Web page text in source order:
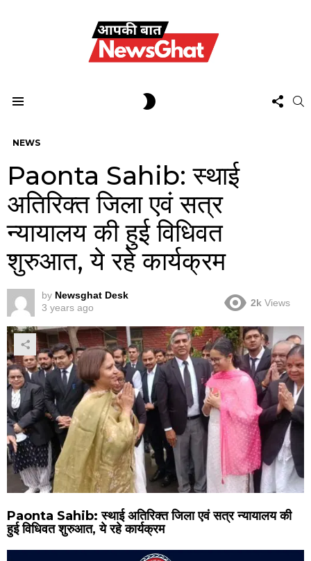
US
NEWS
Paonta Sahib: स्थाई
अतिरिक्त जिला एवं सत्र
न्यायालय की हुई विधिवत
शुरुआत, ये रहे कार्यक्रम
by Newsghat Desk
3 years ago
2k Views
Paonta Sahib: स्थाई अतिरिक्त जिला एवं सत्र न्यायालय की
हुई विधिवत शुरुआत, ये रहे कार्यक्रम